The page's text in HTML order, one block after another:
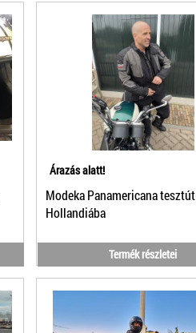
Árazás alatt!
Modeka Panamericana tesztút
Hollandiába
Termék részletei